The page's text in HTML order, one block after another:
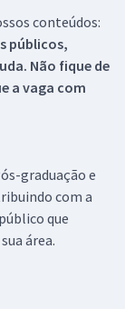
conteúdos:
públicos,
Não fique de
a vaga com
graduação e
com a
que
área.